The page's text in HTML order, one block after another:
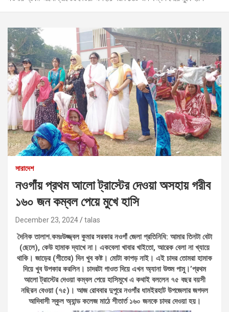
সারাদেশ
নওগাঁয় প্রথম আলো ট্রাস্টের দেওয়া অসহায় গরীব
১৬০ জন কম্বল পেয়ে মুখে হাসি
December 23, 2024 talas
দৈনিক তালাশ.কমঃউজ্জ্বল কুমার সরকার নওগাঁ জেলা প্রতিনিধি: আমার তিনটা বেটা
(ছেলে), কেউ হামাক দ্যাখে না। একবেলা খাবার খাইতো, আরেক বেলা না খ্যায়ে
থাকি। জাড়ের (শীতের) দিন খুব কষ্ট। মোটা কাপড় নাই। এই চাদর তোমরা হামাক
দিয়ে খুব উপকার করলিন। চাদরটা গাওত দিয়ে এখন অ্যানা উশুম পামু।’প্রথম
আলো ট্রাস্টের দেওয়া কম্বল পেয়ে হাসিমুখে এ কথাই বললেন ৭৫ বছর বয়সী
নছিরন বেওয়া (৭৫)। আজ রোববার দুপুরে নওগাঁর ধামইরহাট উপজেলার জগদল
আদিবাসী স্কুল অ্যান্ড কলেজ মাঠে শীতার্ত ১৬০ জনকে চাদর দেওয়া হয়।